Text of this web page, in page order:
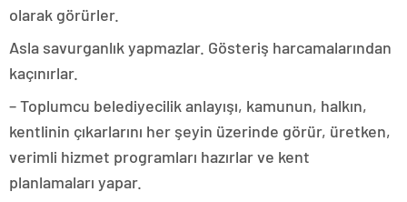
olarak görürler.
Asla savurganlık yapmazlar. Gösteriş harcamalarından
kaçınırlar.
– Toplumcu belediyecilik anlayışı, kamunun, halkın,
kentlinin çıkarlarını her şeyin üzerinde görür, üretken,
verimli hizmet programları hazırlar ve kent
planlamaları yapar.